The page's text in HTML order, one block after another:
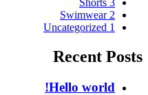
Shorts 3
Swimwear 2
Uncategorized 1
Recent Posts
Hello world!